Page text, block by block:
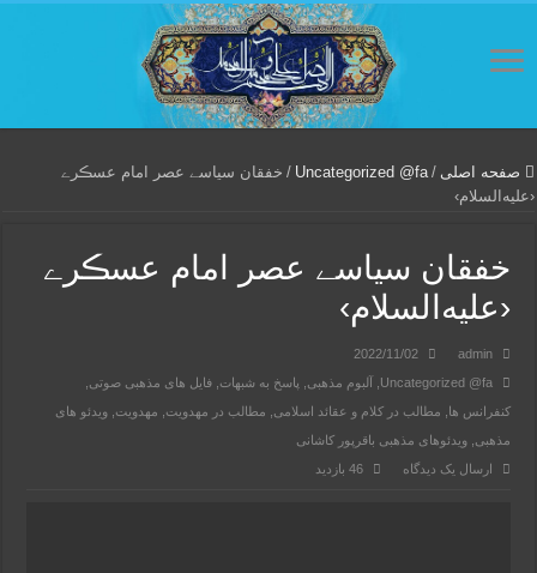
صفحه اصلی /
Uncategorized @fa
/ خفقان سیاسے عصر امام عسڪرے
‹علیه‌السلام›
خفقان سیاسے عصر امام عسڪرے
‹علیه‌السلام›
admin
2022/11/02
Uncategorized @fa
آلبوم مذهبی پاسخ به شبهات ,فایل های مذهبی صوتی
کنفرانس ها
مطالب در کلام و عقائد اسلامی مطالب در مهدویت مهدویت ,ویدئو های
مذهبی ,ویدئوهای مذهبی باقرپور کاشانی
ارسال یک دیدگاه
46 بازدید